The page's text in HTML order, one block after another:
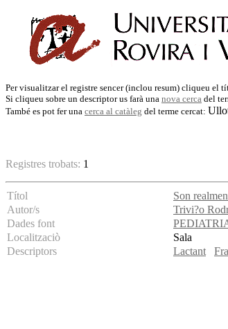
Per visualitzar el registre sencer (inclou resum) cliqueu el
Si cliqueu sobre un descriptor us farà una nova cerca del
També es pot fer una cerca al catàleg del terme cercat:
Registres trobats: 1
Títol
Son
Autor/s
Trivi?o
Dades font
Localitzaciò
Sala
Descriptors
Lactant